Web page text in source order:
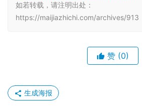
如若转载，请注明出处：
https://maijiazhichi.com/archives/913
赞 (0)
生成海报